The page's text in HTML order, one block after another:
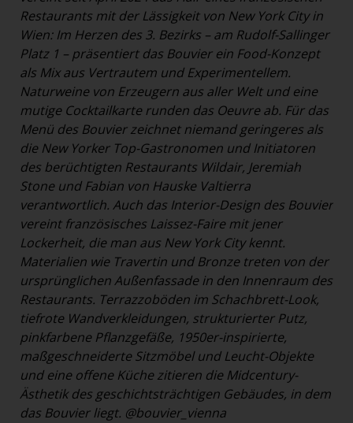
Restaurants mit der Lässigkeit von New York City in
Wien: Im Herzen des 3. Bezirks – am Rudolf-Sallinger
Platz 1 – präsentiert das Bouvier ein Food-Konzept
als Mix aus Vertrautem und Experimentellem.
Naturweine von Erzeugern aus aller Welt und eine
mutige Cocktailkarte runden das Oeuvre ab. Für das
Menü des Bouvier zeichnet niemand geringeres als
die New Yorker Top-Gastronomen und Initiatoren
des berüchtigten Restaurants Wildair, Jeremiah
Stone und Fabian von Hauske Valtierra
verantwortlich. Auch das Interior-Design des Bouvier
vereint französisches Laissez-Faire mit jener
Lockerheit, die man aus New York City kennt.
Materialien wie Travertin und Bronze treten von der
ursprünglichen Außenfassade in den Innenraum des
Restaurants. Terrazzoböden im Schachbrett-Look,
tiefrote Wandverkleidungen, strukturierter Putz,
pinkfarbene Pflanzgefäße, 1950er-inspirierte,
maßgeschneiderte Sitzmöbel und Leucht-Objekte
und eine offene Küche zitieren die Midcentury-
Ästhetik des geschichtsträchtigen Gebäudes, in dem
das Bouvier liegt. @bouvier_vienna